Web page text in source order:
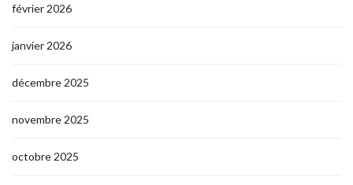
février 2026
janvier 2026
décembre 2025
novembre 2025
octobre 2025